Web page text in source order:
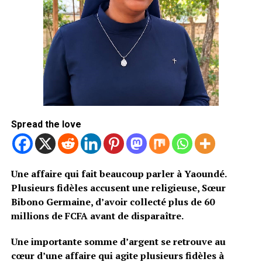
certitude les circonstances de cette grossesse. Aucun
compte rendu médical indépendant n’est présenté
dans les sources consultées.
Que s’est-il réellement passé à
l’église ?
posent.
Le titre de l’affaire évoque une grossesse survenue «
permettent pas de déterminer précisément ce que
cette formulation signifie. S’agit-il d’une grossesse
annoncée après une cérémonie religieuse ? D’un
témoignage lié à une prière ? Ou d’une histoire
racontée de manière volontairement sensationnelle
sur les réseaux sociaux ?
Spread the love
Une affaire qui fait beaucoup parler à Yaoundé.
Plusieurs fidèles accusent une religieuse, Sœur
Bibono Germaine, d’avoir collecté plus de 60
millions de FCFA avant de disparaître.
Une importante somme d’argent se retrouve au
cœur d’une affaire qui agite plusieurs fidèles à